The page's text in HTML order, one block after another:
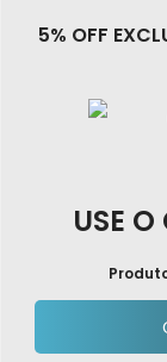
5% OFF
USE